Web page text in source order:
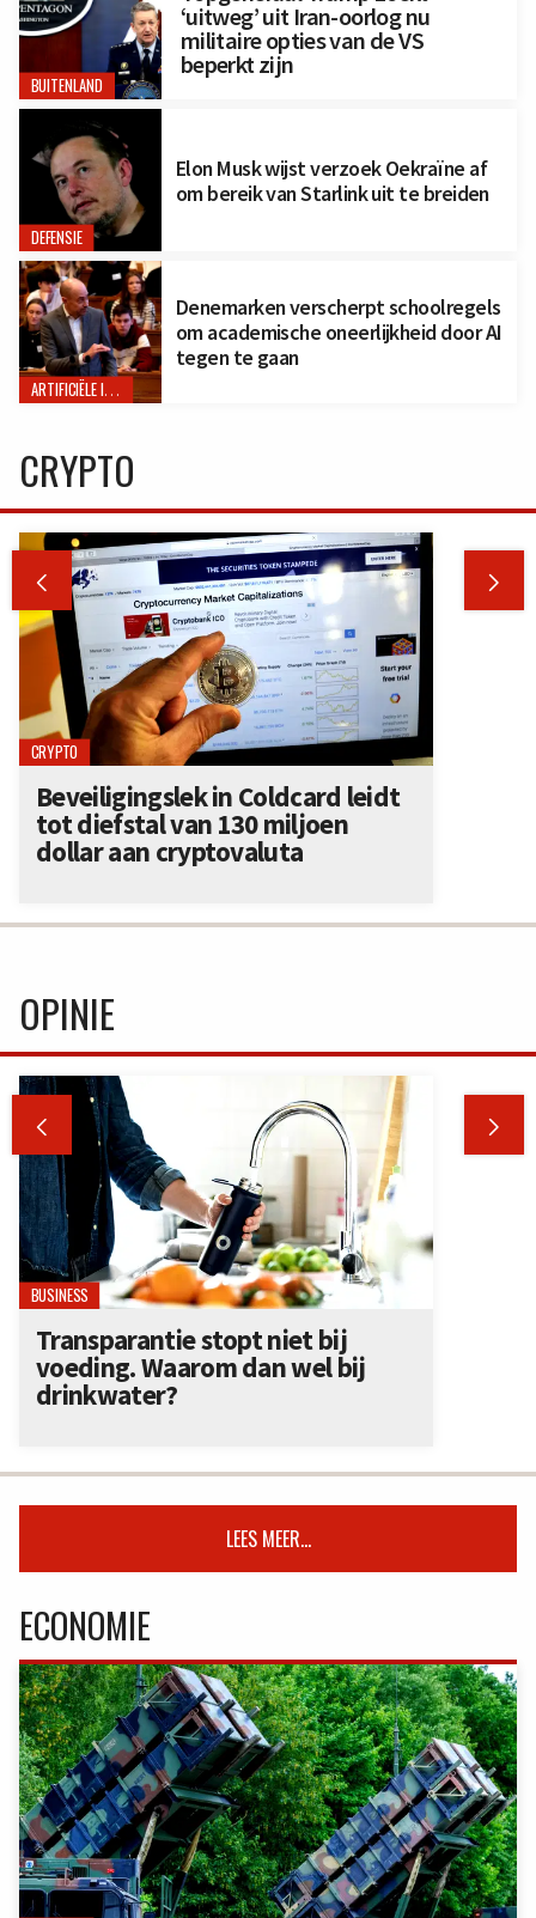
BUITENLAND
‘uitweg’ uit Iran-oorlog nu
militaire opties van de VS
beperkt zijn
DEFENSIE
Elon Musk wijst verzoek Oekraïne af
om bereik van Starlink uit te breiden
ARTIFICIËLE INTELLIGENTIE
Denemarken verscherpt schoolregels
om academische oneerlijkheid door AI
tegen te gaan
CRYPTO
 
CRYPTO
Beveiligingslek in Coldcard leidt
tot diefstal van 130 miljoen
dollar aan cryptovaluta
OPINIE
 
BUSINESS
Transparantie stopt niet bij
voeding. Waarom dan wel bij
drinkwater?
LEES MEER...
ECONOMIE